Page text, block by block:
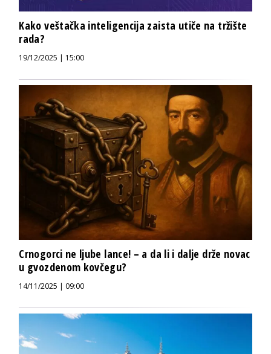
Kako veštačka inteligencija zaista utiče na tržište
rada?
19/12/2025 | 15:00
Crnogorci ne ljube lance! – a da li i dalje drže novac
u gvozdenom kovčegu?
14/11/2025 | 09:00